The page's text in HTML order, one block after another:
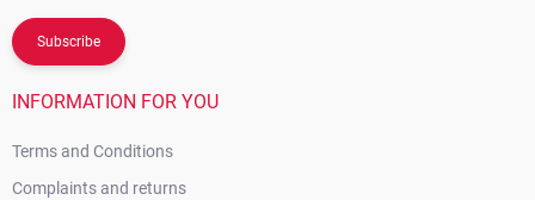
Subscribe
INFORMATION FOR YOU
Terms and Conditions
Complaints and returns